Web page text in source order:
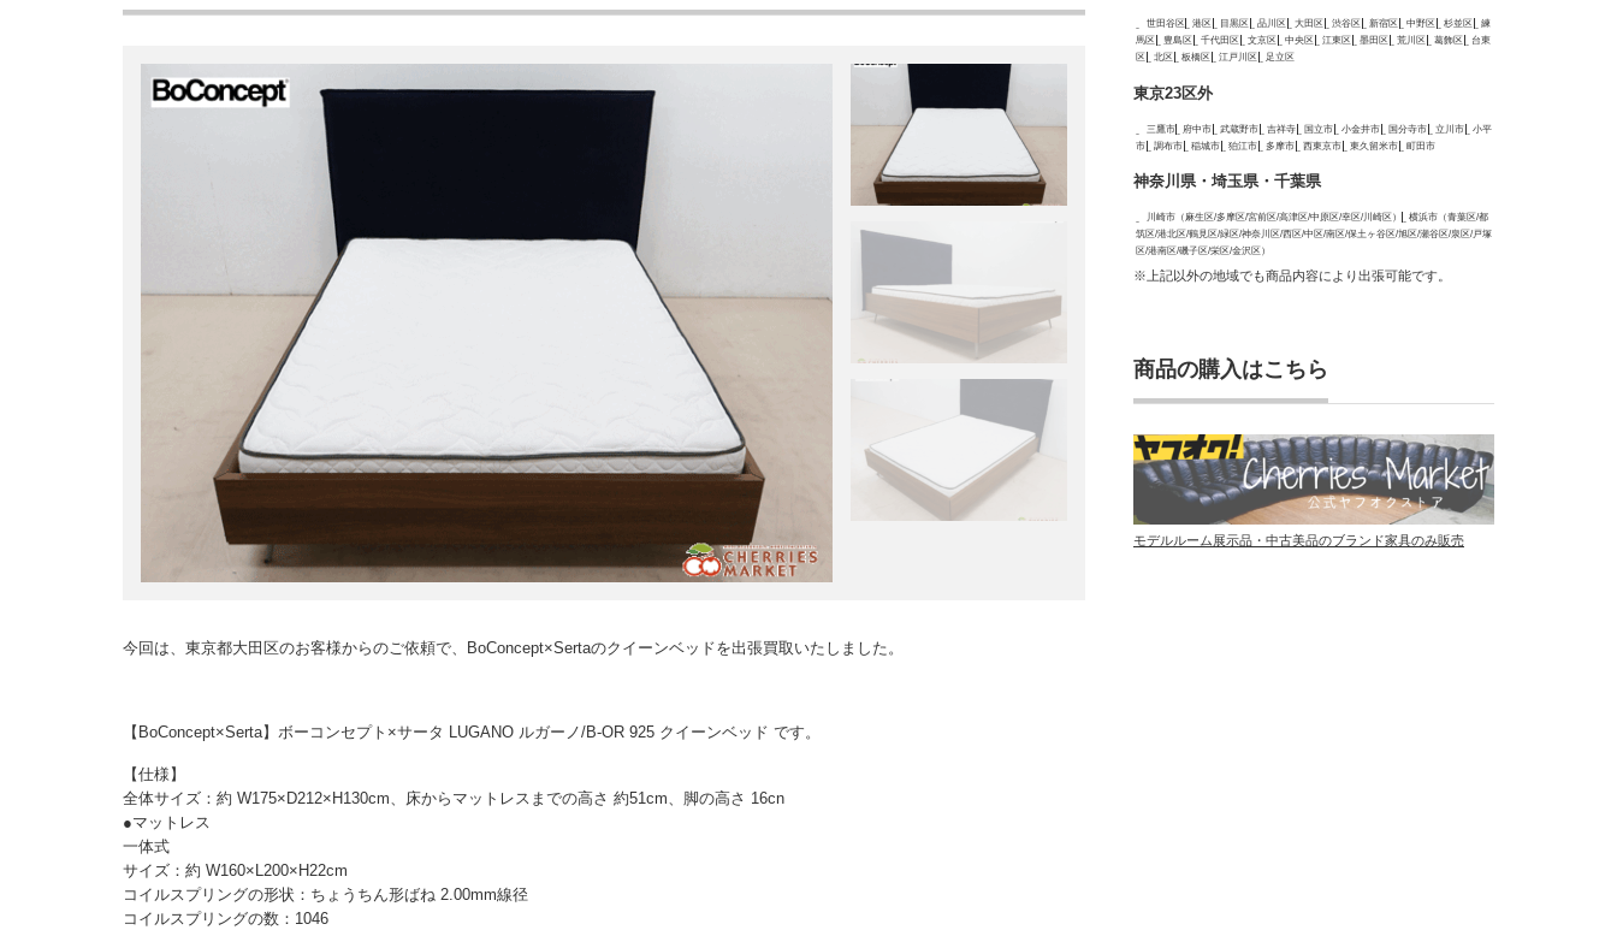
今回は、東京都大田区のお客様からのご依頼で、BoConcept×Sertaのクイーンベッドを出張買取いたしました。
【BoConcept×Serta】ボーコンセプト×サータ LUGANO ルガーノ/B-OR 925 クイーンベッド です。
【仕様】
全体サイズ：約 W175×D212×H130cm、床からマットレスまでの高さ 約51cm、脚の高さ 16cn
●マットレス
一体式
サイズ：約 W160×L200×H22cm
コイルスプリングの形状：ちょうちん形ばね 2.00mm線径
コイルスプリングの数：1046
世田谷区 港区 目黒区 品川区 大田区 渋谷区 新宿区 中野区 杉並区
練
馬区
豊島区 千代田区 文京区 中央区 江東区 墨田区 荒川区 葛飾区
台東
区
北区 板橋区 江戸川区 足立区
東京23区外
三鷹市 府中市 武蔵野市 吉祥寺 国立市 小金井市 国分寺市 立川市
小平
市
調布市 稲城市 狛江市 多摩市 西東京市 東久留米市 町田市
神奈川県・埼玉県・千葉県
川崎市（麻生区/多摩区/宮前区/高津区/中原区/幸区/川崎区）
横浜市（青葉区/都
筑区/港北区/鶴見区/緑区/神奈川区/西区/中区/南区/保土ヶ谷区/旭区/瀬谷区/泉区/戸塚
区/港南区/磯子区/栄区/金沢区）
※上記以外の地域でも商品内容により出張可能です。
商品の購入はこちら
モデルルーム展示品・中古美品のブランド家具のみ販売